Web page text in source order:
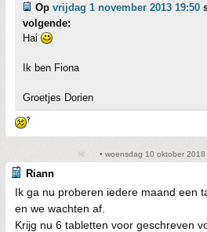
Op vrijdag 1 november 2013 19:50
volgende:
Hai
Ik ben Fiona
Groetjes Dorien
• woensdag 10 oktober 2018
Riann
Ik ga nu proberen iedere maand een
en we wachten af.
Krijg nu 6 tabletten voor geschreven